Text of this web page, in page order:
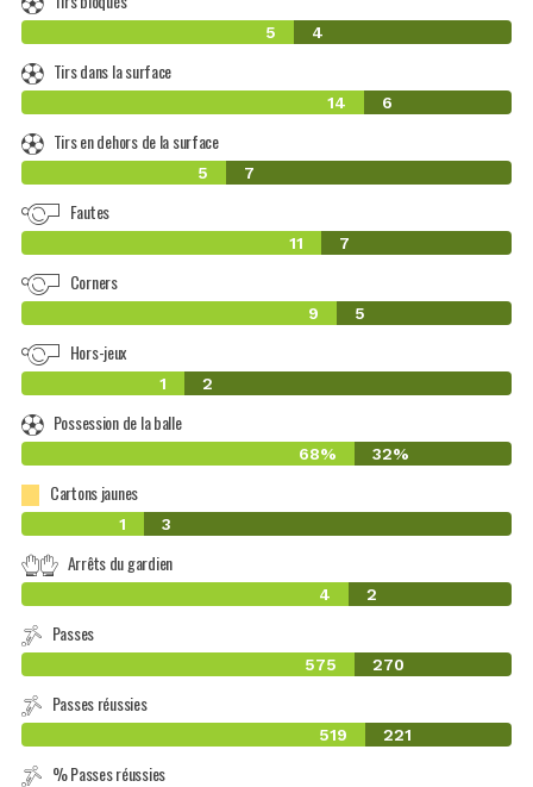
5 4
Tirs dans la surface
14 6
Tirs en dehors de la surface
5 7
Fautes
11 7
Corners
9 5
Hors-jeux
1 2
Possession de la balle
68% 32%
Cartons jaunes
1 3
Arrêts du gardien
4 2
Passes
575 270
Passes réussies
519 221
% Passes réussies